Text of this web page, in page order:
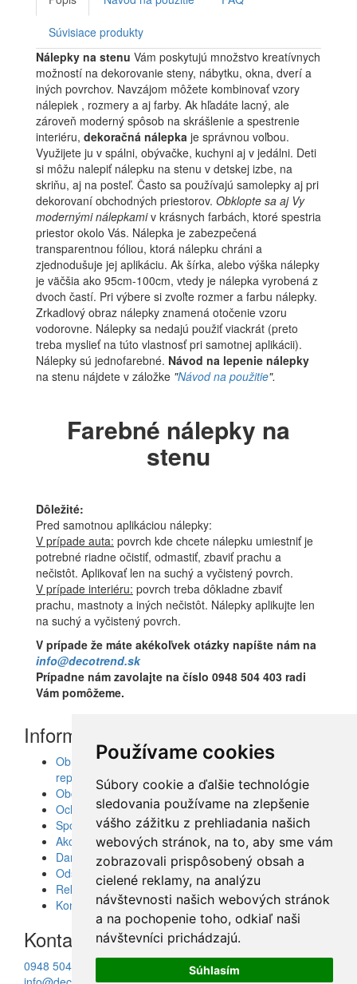
Používame cookies
Súbory cookie a ďalšie technológie
sledovania používame na zlepšenie
vášho zážitku z prehliadania našich
webových stránok, na to, aby sme vám
zobrazovali prispôsobený obsah a
cielené reklamy, na analýzu
návštevnosti našich webových stránok
a na pochopenie toho, odkiaľ naši
návštevníci prichádzajú.
Súhlasím
Súvisiace produkty
Nálepky na stenu Vám poskytujú množstvo kreatívnych
možností na dekorovanie steny, nábytku, okna, dverí a
iných povrchov. Navzájom môžete kombinovať vzory
nálepiek , rozmery a aj farby. Ak hľadáte lacný, ale
zároveň moderný spôsob na skrášlenie a spestrenie
interiéru, dekoračná nálepka je správnou voľbou.
Využijete ju v spálni, obývačke, kuchyni aj v jedálni. Deti
si môžu nalepiť nálepku na stenu v detskej izbe, na
skriňu, aj na posteľ. Často sa používajú samolepky aj pri
dekorovaní obchodných priestorov. Obklopte sa aj Vy
modernými nálepkamiv krásnych farbách, ktoré spestria
priestor okolo Vás. Nálepka je zabezpečená
transparentnou fóliou, ktorá nálepku chráni a
zjednodušuje jej aplikáciu. Ak šírka, alebo výška nálepky
je väčšia ako 95cm-100cm, vtedy je nálepka vyrobená z
dvoch častí. Pri výbere si zvoľte rozmer a farbu nálepky.
Zrkadlový obraz nálepky znamená otočenie vzoru
vodorovne. Nálepky sa nedajú použiť viackrát (preto
treba myslieť na túto vlastnosť pri samotnej aplikácii).
Nálepky sú jednofarebné. Návod na lepenie nálepky
na stenu nájdete v záložke "Návod na použitie".
Farebné nálepky na
stenu
Dôležité:
Pred samotnou aplikáciou nálepky:
V prípade auta: povrch kde chcete nálepku umiestniť je
potrebné riadne očistiť, odmastiť, zbaviť prachu a
nečistôt. Aplikovať len na suchý a vyčistený povrch.
V prípade interiéru: povrch treba dôkladne zbaviť
prachu, mastnoty a iných nečistôt. Nálepky aplikujte len
na suchý a vyčistený povrch.
V prípade že máte akékoľvek otázky napíšte nám na
info@decotrend.sk
Prípadne nám zavolajte na číslo 0948 504 403 radi
Vám pomôžeme.
Informácie
Obrazy, nálepky, fototapety, šablóny, dekorácie,
reprodukcie
Obchodné podmienky
Ochrana osobných údajov
Spolupráca
Akcie a Doručenie
Darčekové poukážky
Odstúpenie od zmluvy - vrátenie tovaru
Reklamácia tovaru
Kontakt
Kontakt
0948 504 403